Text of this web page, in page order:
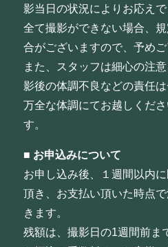
影当日の状況によりお応えで
全て撮影ができない場合、
合がございますので、予めご
また、スタッフは細心の注
影後の体調不良などの責任は
万全な体調にてお越しくだ
す。
■ お申込みについて
お申し込み後、１週間以内
頂き、お支払い頂いた時点
きます。
残額は、撮影日の1週間前ま